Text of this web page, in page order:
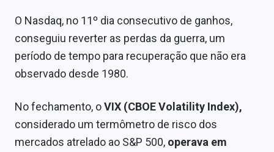
O Nasdaq, no 11º dia consecutivo de ganhos,
conseguiu reverter as perdas da guerra, um
período de tempo para recuperação que não era
observado desde 1980.
No fechamento, oVIX (CBOE Volatility Index),
considerado um termômetro de risco dos
mercados atrelado ao S&P 500, operava em